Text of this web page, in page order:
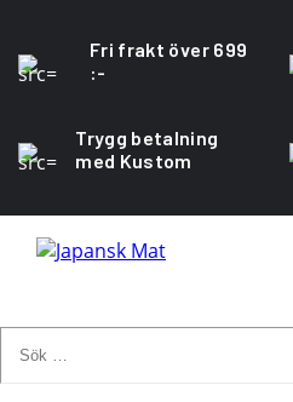
Fri frakt över 699
:-
Trygg betalning
med Kustom